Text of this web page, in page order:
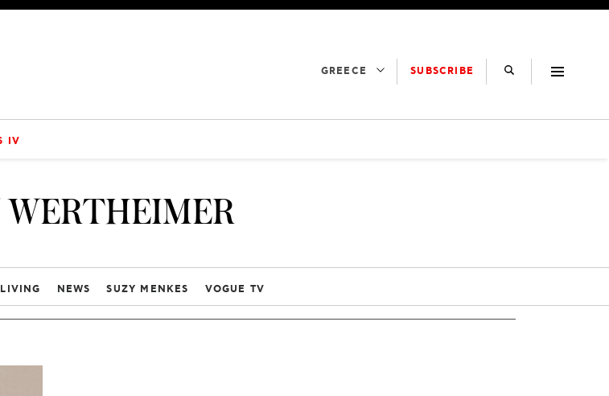
GREECE SUBSCRIBE
IV
LIVING NEWS SUZY MENKES VOGUE TV